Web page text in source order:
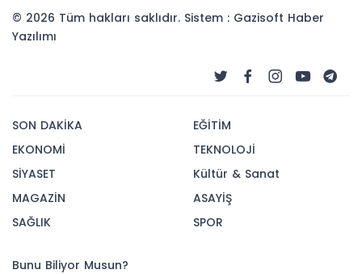
© 2026 Tüm hakları saklıdır. Sistem : Gazisoft Haber
Yazılımı
SON DAKİKA
EKONOMİ
SİYASET
MAGAZİN
SAĞLIK
EĞİTİM
TEKNOLOJİ
Kültür & Sanat
ASAYİŞ
SPOR
Bunu Biliyor Musun?